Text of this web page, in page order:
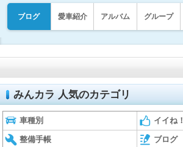
ブログ 愛車紹介 アルバム グループ
みんカラ 人気のカテゴリ
車種別 イイね！
整備手帳 ブログ